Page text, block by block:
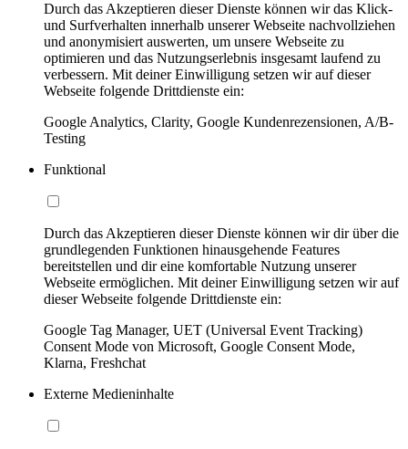
Durch das Akzeptieren dieser Dienste können wir das Klick-
und Surfverhalten innerhalb unserer Webseite nachvollziehen
und anonymisiert auswerten, um unsere Webseite zu
optimieren und das Nutzungserlebnis insgesamt laufend zu
verbessern. Mit deiner Einwilligung setzen wir auf dieser
Webseite folgende Drittdienste ein:
Google Analytics, Clarity, Google Kundenrezensionen, A/B-
Testing
Funktional
Durch das Akzeptieren dieser Dienste können wir dir über die
grundlegenden Funktionen hinausgehende Features
bereitstellen und dir eine komfortable Nutzung unserer
Webseite ermöglichen. Mit deiner Einwilligung setzen wir auf
dieser Webseite folgende Drittdienste ein:
Google Tag Manager, UET (Universal Event Tracking)
Consent Mode von Microsoft, Google Consent Mode,
Klarna, Freshchat
Externe Medieninhalte